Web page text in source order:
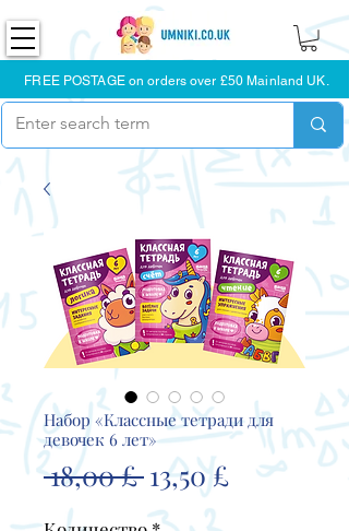
FREE POSTAGE on orders over £50 Mainland UK.
Набор «Классные тетради для
девочек 6 лет»
18,00 £ Обычная
цена
13,50 £ Спеццена